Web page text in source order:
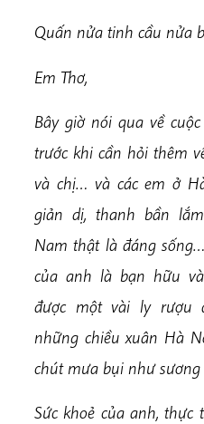
Quấn nửa tinh cầu nửa
Em Thơ,
Bây giờ nói qua về
trước khi cần hỏi thêm
và chị… và các em ở
giản dị, thanh bần
Nam thật là đáng
của anh là bạn hữu
được một vài ly rượu
những chiều xuân Hà
chút mưa bụi như sương
Sức khoẻ của anh,